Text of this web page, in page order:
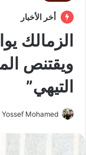
أخر الأخبار
الزمالك
ويقتنص
التيهي”
Yossef Mohamed